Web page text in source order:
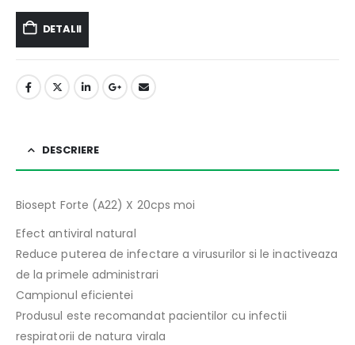
DETALII
DESCRIERE
Biosept Forte (A22) X 20cps moi
Efect antiviral natural
Reduce puterea de infectare a virusurilor si le inactiveaza
de la primele administrari
Campionul eficientei
Produsul este recomandat pacientilor cu infectii
respiratorii de natura virala